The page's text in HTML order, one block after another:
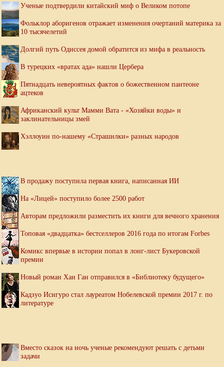
Ученые подтвердили китайский миф о Великом потопе
Фольклор аборигенов отражает изменения очертаний материка за
10 тысячелетий
Долгий путь Одиссея домой обратится из мифа в реальность
В турецких «вратах ада» нашли Цербера
Пятнадцать невероятных фактов о божественном пантеоне
ацтеков
Африканский культ Мамми Вата - «Хозяйки воды» и
заклинательницы змей
Хэллоуин по-нашему «Страшилки» разных народов
В продажу поступила первая книга, написанная ИИ
На «Лицей» поступило более 2500 работ
Авторам предложили разместить их книги для вечного хранения
Топовая «двадцатка» бестселлеров 2016 года по итогам Forbes
Комикс впервые в истории попал в лонг-лист Букеровской
премии
Новый роман Хан Ган отправился в «Библиотеку будущего»
Кадзуо Исигуро стал лауреатом Нобелевской премии 2017 г. по
литературе
Вместо сказок на ночь ученые рекомендуют решать с детьми
задачи